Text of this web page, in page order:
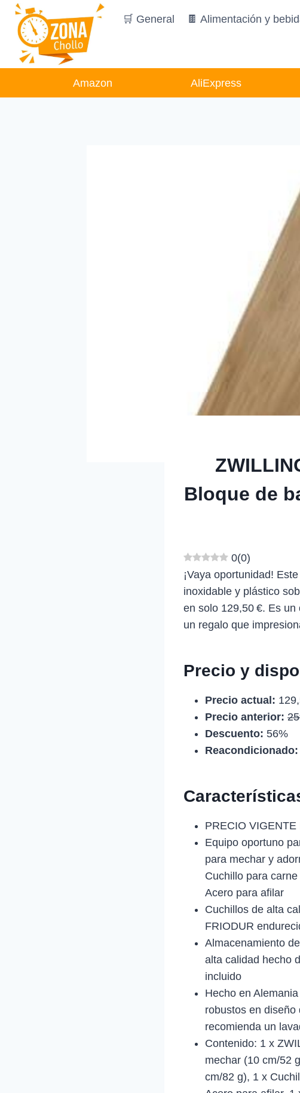
Saltar
contenido
🛒 General 🍫 Alimentación y
Amazon AliExpress
Bloque de
0(0)
¡Vaya oportunidad! Este
inoxidable y plástico
en solo 129,50 €. Es
un regalo que
Precio y
Precio actual:
Precio anterior:
Descuento: 56%
Reacondicionado:
PRECIO
Equipo oportuno
para mechar y
Cuchillo para
Acero para afilar
Cuchillos de alta
FRIODUR
Almacenamiento
alta calidad hecho
incluido
Hecho en
robustos en
recomienda un
Contenido: 1 x
mechar (10 cm/52
cm/82 g), 1 x